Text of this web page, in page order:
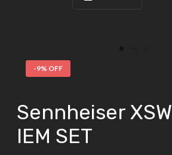
-9% OFF
Sennheiser XSW
IEM SET